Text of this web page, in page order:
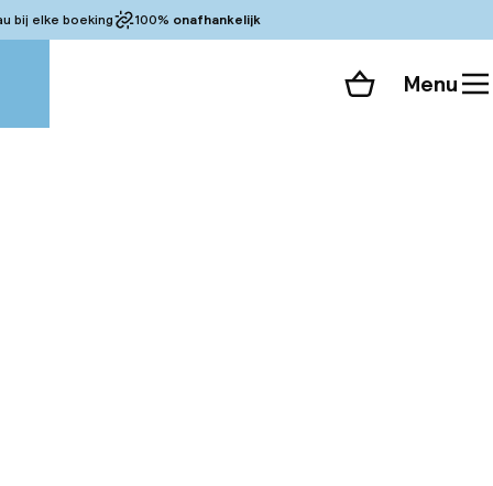
bij elke boeking 100% onafhankelijk
Winkelmand
Menu